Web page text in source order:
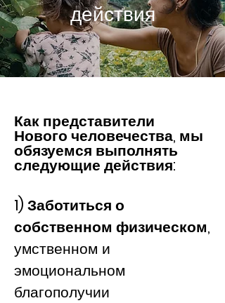
действия
Как представители
Нового человечества, мы
обязуемся выполнять
следующие действия:
1) Заботиться о
собственном физическом,
умственном и
эмоциональном
благополучии